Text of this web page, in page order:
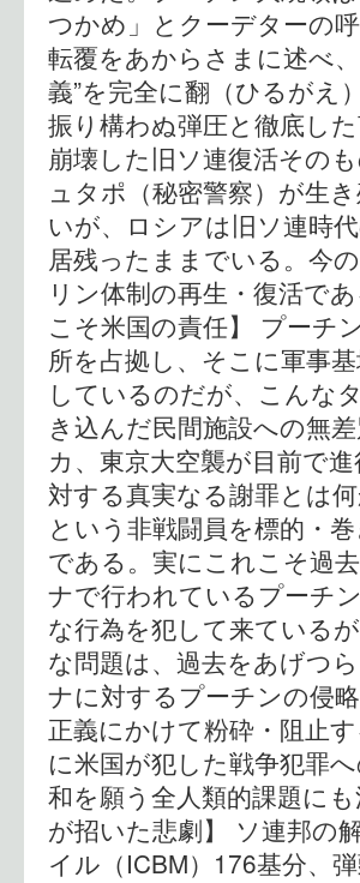
つかめ」とクーデターの
転覆をあからさまに述べ
義”を完全に翻（ひるがえ
振り構わぬ弾圧と徹底し
崩壊した旧ソ連復活その
ュタポ（秘密警察）が生
いが、ロシアは旧ソ連時
居残ったままでいる。今
リン体制の再生・復活で
こそ米国の責任】 プーチ
所を占拠し、そこに軍事
しているのだが、こんな
き込んだ民間施設への無
カ、東京大空襲が目前で
対する真実なる謝罪とは
という非戦闘員を標的・
である。実にこれこそ過
ナで行われているプーチ
な行為を犯して来ている
な問題は、過去をあげつ
ナに対するプーチンの侵
正義にかけて粉砕・阻止
に米国が犯した戦争犯罪
和を願う全人類的課題に
が招いた悲劇】 ソ連邦の
イル（ICBM）176基分、